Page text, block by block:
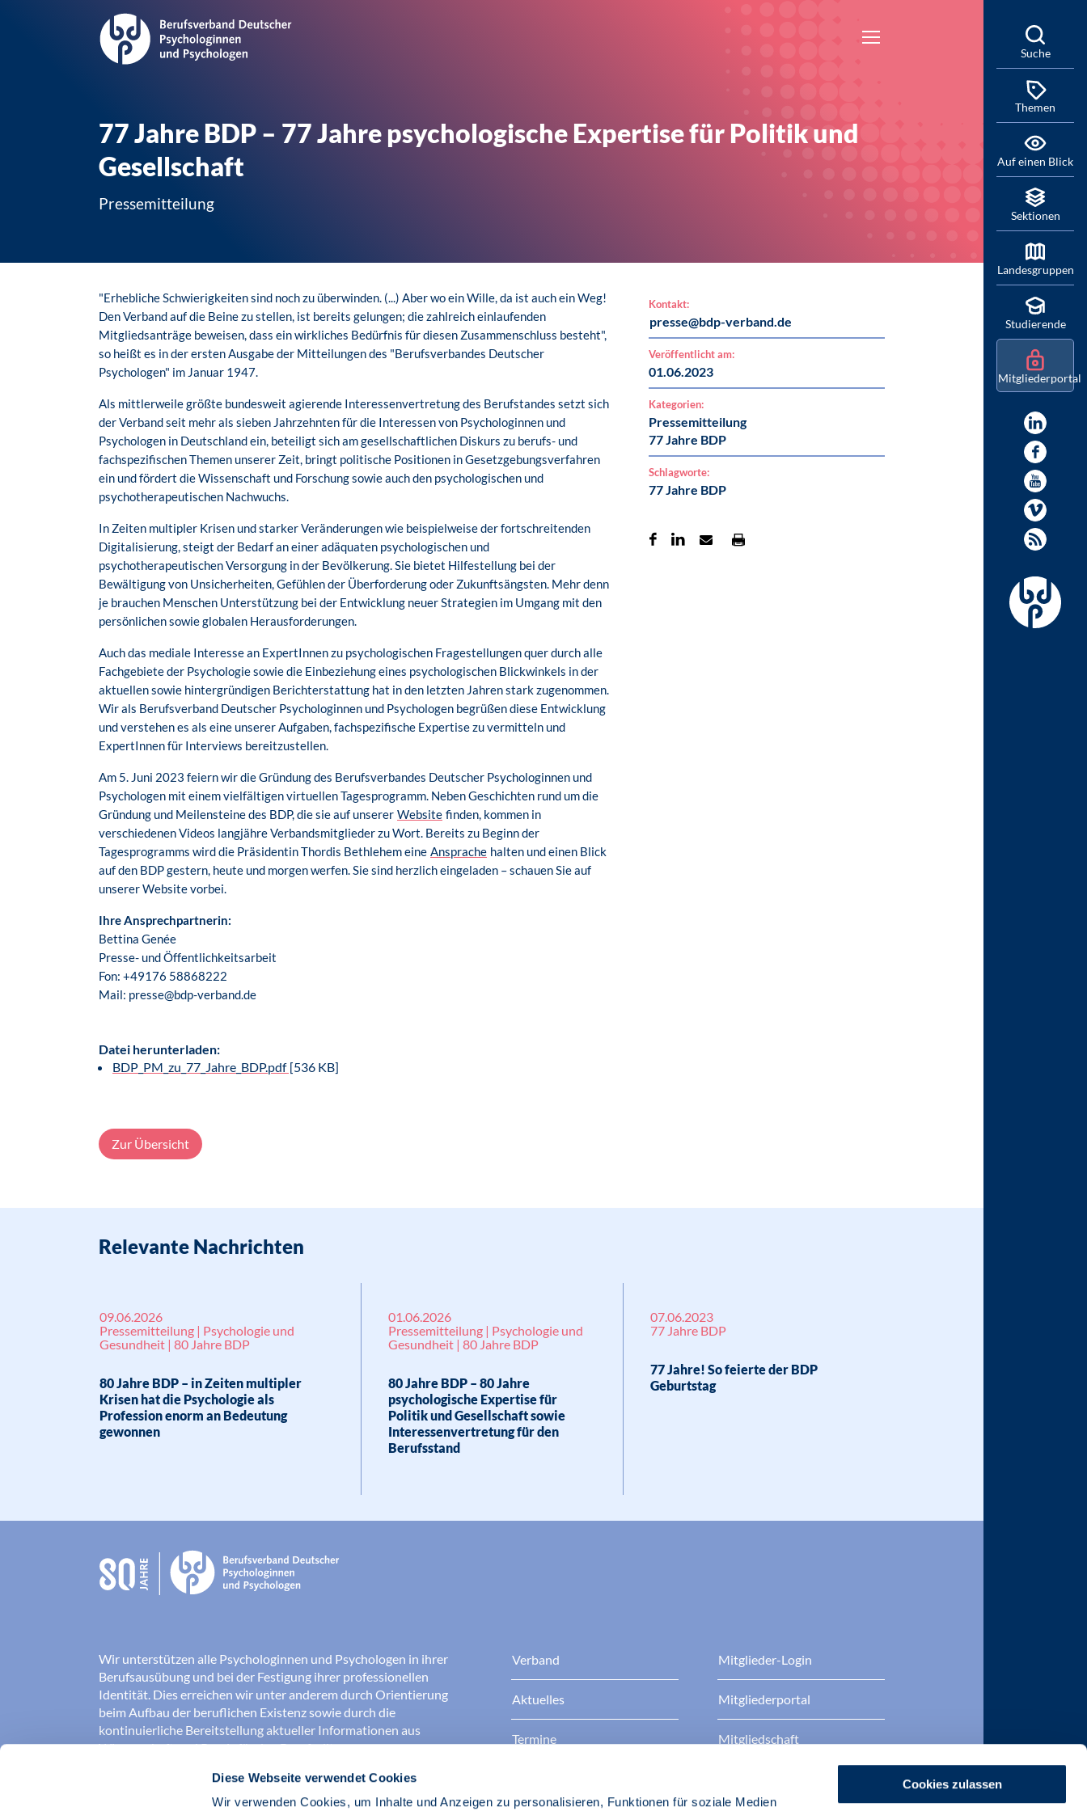
Diese Webseite verwendet Cookies
Wir verwenden Cookies, um Inhalte und Anzeigen zu personalisieren, Funktionen für soziale Medien
Cookies zulassen
77 Jahre BDP – 77 Jahre psychologische Expertise für Politik und
Gesellschaft
Pressemitteilung
"Erhebliche Schwierigkeiten sind noch zu überwinden. (...) Aber wo ein Wille, da ist auch ein Weg!
Den Verband auf die Beine zu stellen, ist bereits gelungen; die zahlreich einlaufenden
Mitgliedsanträge beweisen, dass ein wirkliches Bedürfnis für diesen Zusammenschluss besteht",
so heißt es in der ersten Ausgabe der Mitteilungen des "Berufsverbandes Deutscher
Psychologen" im Januar 1947.
Als mittlerweile größte bundesweit agierende Interessenvertretung des Berufstandes setzt sich
der Verband seit mehr als sieben Jahrzehnten für die Interessen von Psychologinnen und
Psychologen in Deutschland ein, beteiligt sich am gesellschaftlichen Diskurs zu berufs- und
fachspezifischen Themen unserer Zeit, bringt politische Positionen in Gesetzgebungsverfahren
ein und fördert die Wissenschaft und Forschung sowie auch den psychologischen und
psychotherapeutischen Nachwuchs.
In Zeiten multipler Krisen und starker Veränderungen wie beispielweise der fortschreitenden
Digitalisierung, steigt der Bedarf an einer adäquaten psychologischen und
psychotherapeutischen Versorgung in der Bevölkerung. Sie bietet Hilfestellung bei der
Bewältigung von Unsicherheiten, Gefühlen der Überforderung oder Zukunftsängsten. Mehr denn
je brauchen Menschen Unterstützung bei der Entwicklung neuer Strategien im Umgang mit den
persönlichen sowie globalen Herausforderungen.
Auch das mediale Interesse an ExpertInnen zu psychologischen Fragestellungen quer durch alle
Fachgebiete der Psychologie sowie die Einbeziehung eines psychologischen Blickwinkels in der
aktuellen sowie hintergründigen Berichterstattung hat in den letzten Jahren stark zugenommen.
Wir als Berufsverband Deutscher Psychologinnen und Psychologen begrüßen diese Entwicklung
und verstehen es als eine unserer Aufgaben, fachspezifische Expertise zu vermitteln und
ExpertInnen für Interviews bereitzustellen.
Am 5. Juni 2023 feiern wir die Gründung des Berufsverbandes Deutscher Psychologinnen und
Psychologen mit einem vielfältigen virtuellen Tagesprogramm. Neben Geschichten rund um die
Gründung und Meilensteine des BDP, die sie auf unserer Website finden, kommen in
verschiedenen Videos langjähre Verbandsmitglieder zu Wort. Bereits zu Beginn der
Tagesprogramms wird die Präsidentin Thordis Bethlehem eine Ansprache halten und einen Blick
auf den BDP gestern, heute und morgen werfen. Sie sind herzlich eingeladen – schauen Sie auf
unserer Website vorbei.
Ihre Ansprechpartnerin:
Bettina Genée
Presse- und Öffentlichkeitsarbeit
Fon: +49176 58868222
Mail: presse@bdp-verband.de
Datei herunterladen:
BDP_PM_zu_77_Jahre_BDP.pdf [536 KB]
Kontakt:
presse@bdp-verband.de
Veröffentlicht am:
01.06.2023
Kategorien:
Pressemitteilung
77 Jahre BDP
Schlagworte:
77 Jahre BDP
Zur Übersicht
Relevante Nachrichten
09.06.2026
Pressemitteilung | Psychologie und
Gesundheit | 80 Jahre BDP
80 Jahre BDP – in Zeiten multipler
Krisen hat die Psychologie als
Profession enorm an Bedeutung
gewonnen
01.06.2026
Pressemitteilung | Psychologie und
Gesundheit | 80 Jahre BDP
80 Jahre BDP – 80 Jahre
psychologische Expertise für
Politik und Gesellschaft sowie
Interessenvertretung für den
Berufsstand
07.06.2023
77 Jahre BDP
77 Jahre! So feierte der BDP
Geburtstag
Wir unterstützen alle Psychologinnen und Psychologen in ihrer
Berufsausübung und bei der Festigung ihrer professionellen
Identität. Dies erreichen wir unter anderem durch Orientierung
beim Aufbau der beruflichen Existenz sowie durch die
kontinuierliche Bereitstellung aktueller Informationen aus
Wissenschaft und Praxis für den Berufsalltag.
Wir erschließen und sichern Berufsfelder und sorgen dafür, dass
Erkenntnisse der Psychologie kompetent und verantwortungsvoll
Verband
Aktuelles
Termine
Mitglieder-Login
Mitgliederportal
Mitgliedschaft
Suche
Themen
Auf einen Blick
Sektionen
Landesgruppen
Studierende
Mitgliederportal